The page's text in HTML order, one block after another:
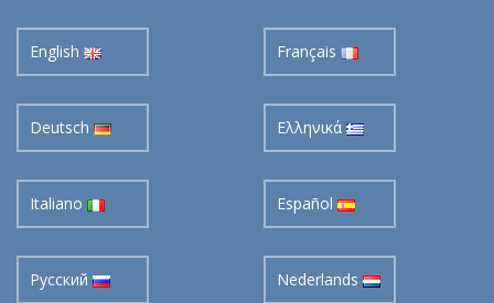
English Français
Deutsch Ελληνικά
Italiano Español
Pусский Nederlands